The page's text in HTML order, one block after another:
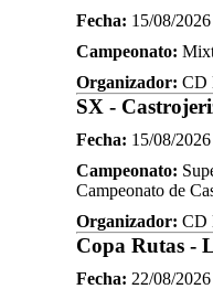
Fecha: 15/08/2026
Campeonato:
Organizador: CD
SX -
Fecha: 15/08/2026
Campeonato:
Campeonato de
Organizador: CD
Copa Rutas -
Fecha: 22/08/2026